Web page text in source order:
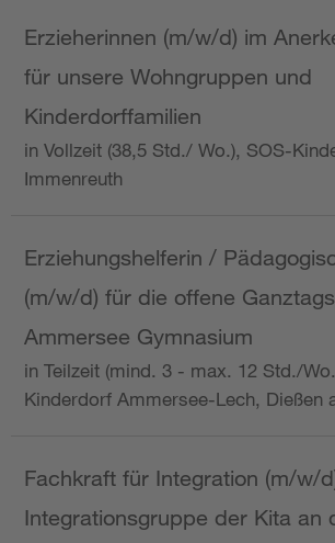
Erzieherinnen (m/w/d) im
für unsere Wohngruppen und
Kinderdorffamilien
in Vollzeit (38,5 Std./ Wo.), SOS-
Immenreuth
Erziehungshelferin /
(m/w/d) für die offene
Ammersee Gymnasium
in Teilzeit (mind. 3 - max. 12 Std./
Kinderdorf Ammersee-Lech, Dießen
Fachkraft für Integration (m/w/
Integrationsgruppe der Kita an